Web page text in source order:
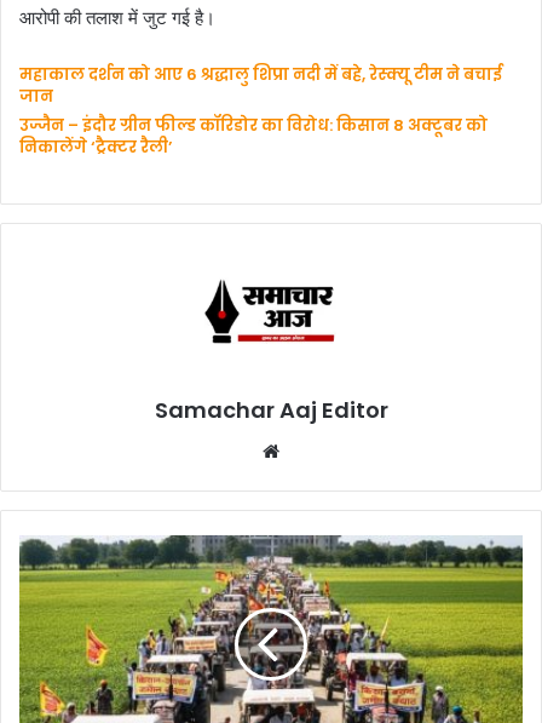
आरोपी की तलाश में जुट गई है।
महाकाल दर्शन को आए 6 श्रद्धालु शिप्रा नदी में बहे, रेस्क्यू टीम ने बचाई
जान
उज्जैन – इंदौर ग्रीन फील्ड कॉरिडोर का विरोध: किसान 8 अक्टूबर को
निकालेंगे ‘ट्रैक्टर रैली’
Samachar Aaj Editor